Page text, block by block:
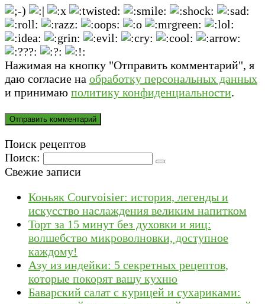
Нажимая на кнопку "Отправить комментарий", я
даю согласие на обработку персональных данных
и принимаю политику конфиденциальности.
Поиск рецептов
Поиск:
Свежие записи
Коньяк Courvoisier: история, легенды и
искусство наслаждения великим напитком
Торт за 15 минут без духовки и яиц:
волшебство микроволновки, доступное
каждому!
Азу из индейки: 5 секретных рецептов,
которые покорят вашу кухню
Баварский салат с курицей и сухариками: